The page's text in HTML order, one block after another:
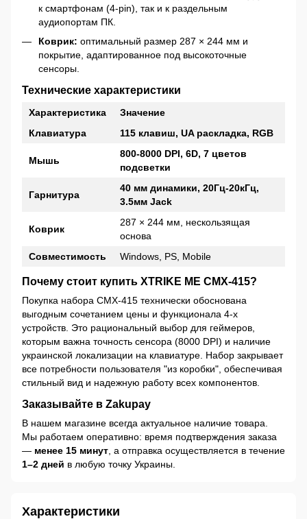
к смартфонам (4-pin), так и к раздельным
аудиопортам ПК.
Коврик: оптимальный размер 287 × 244 мм и
покрытие, адаптированное под высокоточные
сенсоры.
Технические характеристики
Характеристика
Значение
Клавиатура
115 клавиш, UA раскладка, RGB
Мышь
800-8000 DPI, 6D, 7 цветов
подсветки
Гарнитура
40 мм динамики, 20Гц-20кГц,
3.5мм Jack
Коврик
287 × 244 мм, нескользящая
основа
Совместимость
Windows, PS, Mobile
Почему стоит купить XTRIKE ME CMX-415?
Покупка набора CMX-415 технически обоснована
выгодным сочетанием цены и функционала 4-х
устройств. Это рациональный выбор для геймеров,
которым важна точность сенсора (8000 DPI) и наличие
украинской локализации на клавиатуре. Набор закрывает
все потребности пользователя "из коробки", обеспечивая
стильный вид и надежную работу всех компонентов.
Заказывайте в Zakupay
В нашем магазине всегда актуальное наличие товара.
Мы работаем оперативно: время подтверждения заказа
— менее 15 минут , а отправка осуществляется в течение
1–2 дней в любую точку Украины.
Характеристики